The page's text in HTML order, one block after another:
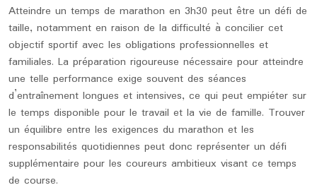
Atteindre un temps de marathon en 3h30 peut être un défi de
taille, notamment en raison de la difficulté à concilier cet
objectif sportif avec les obligations professionnelles et
familiales. La préparation rigoureuse nécessaire pour atteindre
une telle performance exige souvent des séances
d’entraînement longues et intensives, ce qui peut empiéter sur
le temps disponible pour le travail et la vie de famille. Trouver
un équilibre entre les exigences du marathon et les
responsabilités quotidiennes peut donc représenter un défi
supplémentaire pour les coureurs ambitieux visant ce temps
de course.